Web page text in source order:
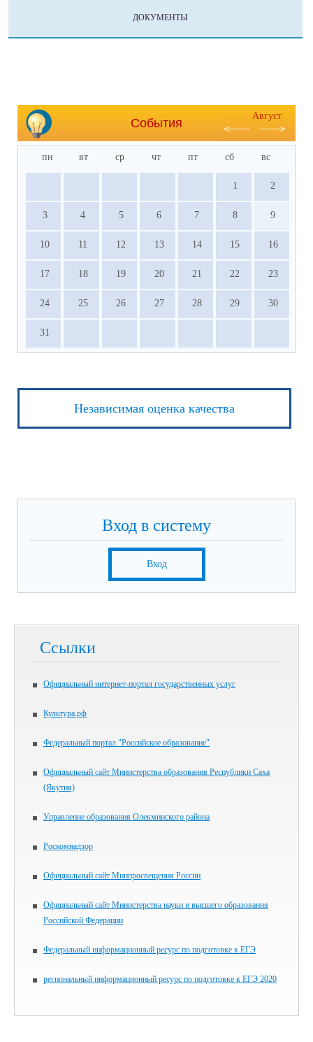
ДОКУМЕНТЫ
События
Август
пн вт ср чт пт сб вс
1 2
3 4 5 6 7 8 9
10 11 12 13 14 15 16
17 18 19 20 21 22 23
24 25 26 27 28 29 30
31
Независимая оценка качества
Вход в систему
Вход
Ссылки
Официальный интернет-портал государственных услуг
Культура.рф
Федеральный портал "Российское образование"
Официальный сайт Министерства образования Республики Саха
(Якутия)
Управление образования Олекминского района
Роскомнадзор
Официальный сайт Минпросвещения России
Официальный сайт Министерства науки и высшего образования
Российской Федерации
Федеральный информационный ресурс по подготовке к ЕГЭ
региональный информационный ресурс по подготовке к ЕГЭ 2020